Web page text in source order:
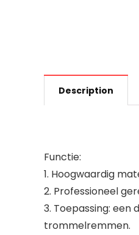
Description
Functie:
1. Hoogwaardig
2. Professioneel
3. Toepassing:
trommelremmen.